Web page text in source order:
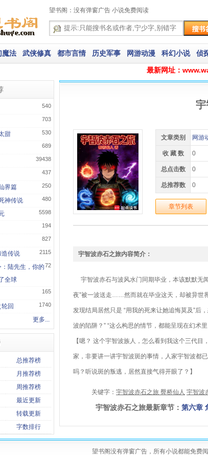
望书阁：没有弹窗广告 小说免费阅读
魔法 武侠修真 都市言情 历史军事 网游动漫 科幻小说 侦
最新网址：
540
703
530
甜
689
39438
437
250
界篇
480
神传说
5598
194
827
2115
造传说
72
陆先生，你的
全球
165
1740
回
更多...
总推荐榜
月推荐榜
周推荐榜
最近更新
转载更新
字数排行
宇
文章类别 网游
收 藏 数 0
总点击数 0
总推荐数 0
章节列表
宇智波赤石之旅内容简介：
宇智波赤石与波风水门同期毕业，本该默默无
夜”被一波送走……然而就在毕业这天，却被异世
发现结局居然只是 “用我的死来让她追悔莫及”后
波的陷阱？” “这么构思的情节，都能呈现在幻
【嗯？ 这个宇智波族人，怎么看到我这个三代
家，非要讲一讲宇智波斑的事情，人家宇智波都
吗？听说斑的叛逃，居然直接气得开眼了？】
关键字： 宇智波赤石之旅 臀桥仙人 宇智波
宇智波赤石之旅最新章节： 第六章
望书阁没有弹窗广告，所有小说都能免费